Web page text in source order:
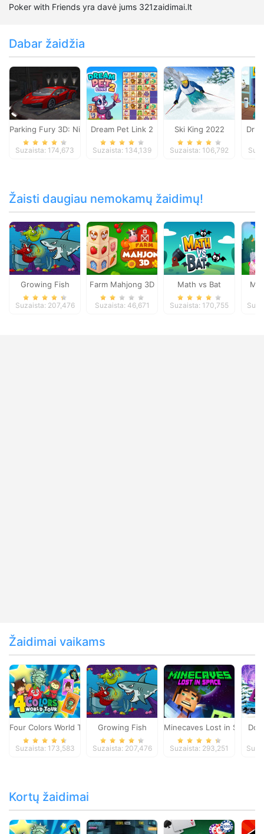
Poker with Friends yra davė jums 321zaidimai.lt
Dabar žaidžia
Parking Fury 3D: Night Thief
Suzaista: 174,673
Dream Pet Link 2
Suzaista: 134,139
Ski King 2022
Suzaista: 106,792
Dr
Žaisti daugiau nemokamų žaidimų!
Growing Fish
Suzaista: 207,476
Farm Mahjong 3D
Suzaista: 46,671
Math vs Bat
Suzaista: 170,755
Žaidimai vaikams
Four Colors World Tour
Suzaista: 173,583
Growing Fish
Suzaista: 207,476
Minecaves Lost in Space
Suzaista: 293,251
Kortų žaidimai